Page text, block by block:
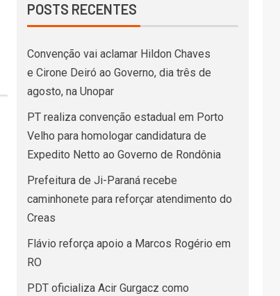
POSTS RECENTES
Convenção vai aclamar Hildon Chaves
e Cirone Deiró ao Governo, dia três de
agosto, na Unopar
PT realiza convenção estadual em Porto
Velho para homologar candidatura de
Expedito Netto ao Governo de Rondônia
Prefeitura de Ji-Paraná recebe
caminhonete para reforçar atendimento do
Creas
Flávio reforça apoio a Marcos Rogério em
RO
PDT oficializa Acir Gurgacz como